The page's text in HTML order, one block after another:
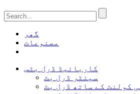
گھر
مصنوعات
کاربائیڈ ڈرل بٹس
سینٹر ڈرل بٹ
کولنٹ کے ساتھ ڈرل بٹ